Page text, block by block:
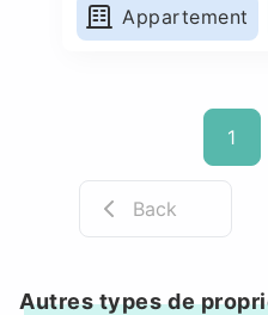
Appartement
1
Back
Autres types de